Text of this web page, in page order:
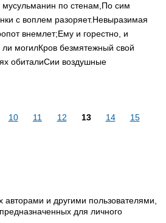
мусульманин по стенам, По сим
с воплем разоряет.Невыразимая
внемлет;Ему и горестно, и
могилКров безмятежный свой
обиталиСии воздушные
10 11 12 13 14
15
и другими пользователями,
для личного